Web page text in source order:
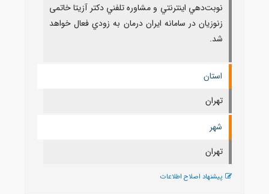
نوبت‌دهي اينترنتي و مشاوره تلفني دکتر آزیتا خاتمی
زنوزیان در سامانه ايران درمان به زودي فعال خواهد
شد.
استان
تهران
شهر
تهران
پیشنهاد اصلاح اطلاعات